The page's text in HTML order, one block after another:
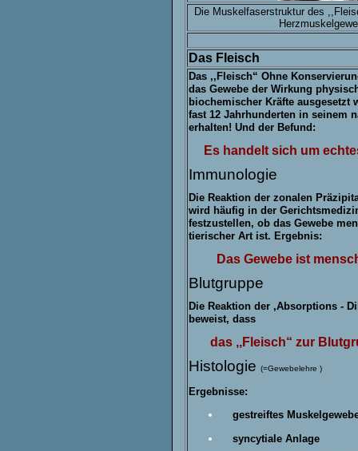
Die Muskelfaserstruktur des
Das Fleisch
Das ,,Fleisch“ Ohne
das Gewebe der Wirkung
biochemischer Kräfte ausgesetzt
fast 12 Jahrhunderten in seinem
erhalten! Und der Befund:
Es handelt sich um
Immunologie
Die Reaktion der zonalen
wird häufig in der
festzustellen, ob das Gewebe
tierischer Art ist. Ergebnis:
Das Gewebe ist
Blutgruppe
Die Reaktion der ,Absorptions -
beweist, dass
das ,,Fleisch“ zur
Histologie (=Gewebelehre )
Ergebnisse:
gestreiftes
syncytiale Anlage